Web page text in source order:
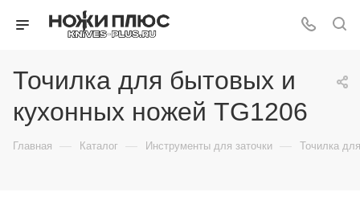
Точилка для бытовых и
кухонных ножей TG1206
Главная — Каталог — Инструменты для заточки — Точилка